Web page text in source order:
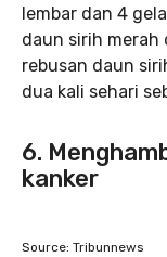
lembar dan 4
daun sirih merah
rebusan daun
dua kali sehari
6.
kanker
Source: Tribunnews